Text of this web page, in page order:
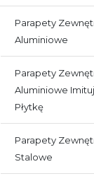
Parapety
Aluminiowe
Parapety
Aluminiowe
Płytkę
Parapety
Stalowe